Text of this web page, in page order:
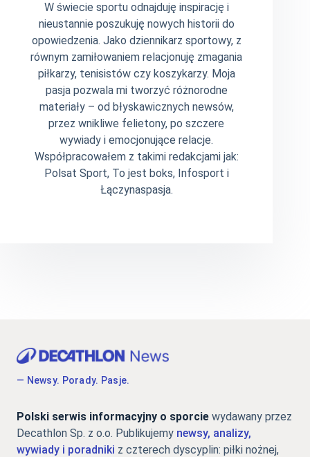
W świecie sportu odnajduję inspirację i
nieustannie poszukuję nowych historii do
opowiedzenia. Jako dziennikarz sportowy, z
równym zamiłowaniem relacjonuję zmagania
piłkarzy, tenisistów czy koszykarzy. Moja
pasja pozwala mi tworzyć różnorodne
materiały – od błyskawicznych newsów,
przez wnikliwe felietony, po szczere
wywiady i emocjonujące relacje.
Współpracowałem z takimi redakcjami jak:
Polsat Sport, To jest boks, Infosport i
Łączynaspasja.
— Newsy. Porady. Pasje.
Polski serwis informacyjny o sporcie wydawany przez
Decathlon Sp. z o.o. Publikujemy newsy, analizy,
wywiady i poradniki z czterech dyscyplin: piłki nożnej,